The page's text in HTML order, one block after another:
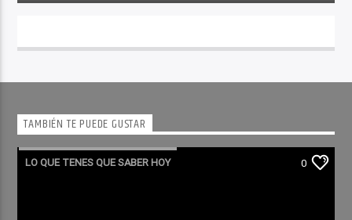
TAMBIÉN TE PUEDE GUSTAR
LO QUE TENES QUE SABER HOY 0